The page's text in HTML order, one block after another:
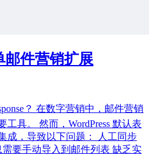
邮件营销扩展
？ 在数字营销中，邮件营销
具。 然而，WordPress 默认表
成，导致以下问题： 人工同步
要手动导入到邮件列表 缺乏实